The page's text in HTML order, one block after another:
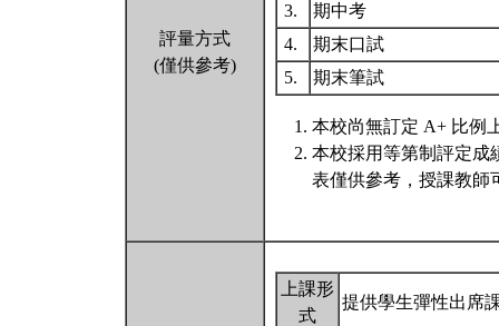
評量方式
(僅供參考)
3.
期中考
4.
期末口試
5.
期末筆試
本校尚無訂定 A+ 比例
本校採用等第制評定成
表僅供參考，授課教師
上課形
式
提供學生彈性出席